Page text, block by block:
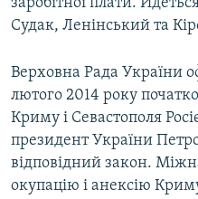
заробітної плати.
Судак, Ленінський та
Верховна Рада України
лютого 2014 року
Криму і Севастополя
президент України
відповідний закон.
окупацію і анексію